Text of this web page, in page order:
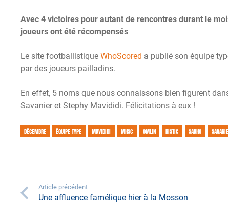
Avec 4 victoires pour autant de rencontres durant le
joueurs ont été récompensés
Le site footballistique WhoScored a publié son équipe
par des joueurs pailladins.
En effet, 5 noms que nous connaissons bien figurent
Savanier et Stephy Mavididi. Félicitations à eux !
DÉCEMBRE ÉQUIPE TYPE MAVIDIDI MHSC OMLIN RISTIC SAKHO
Article précédent
Une affluence famélique hier à la Mosson